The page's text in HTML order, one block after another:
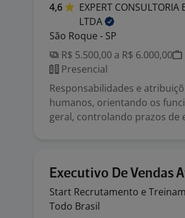
4,6
EXPERT CONSULTORIA
LTDA
São Roque - SP
R$ 5.500,00 a R$ 6.000,00
Presencial
Responsabilidades e
humanos, orientando os
geral, controlando prazos de
Executivo De Vendas
Start Recrutamento e
Todo Brasil